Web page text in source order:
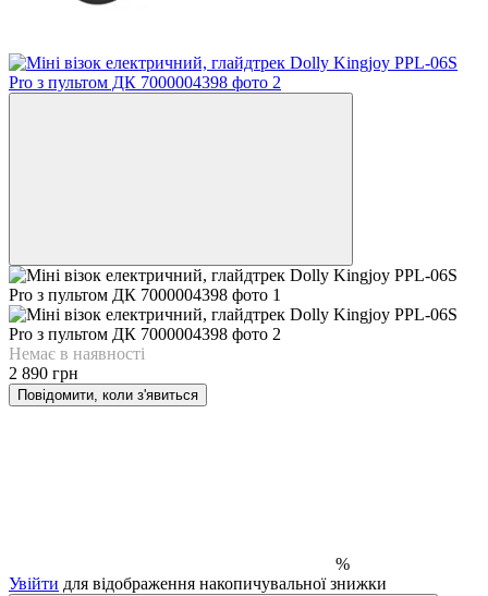
Немає в наявності
2 890 грн
Повідомити, коли з'явиться
%
Увійти для відображення накопичувальної знижки